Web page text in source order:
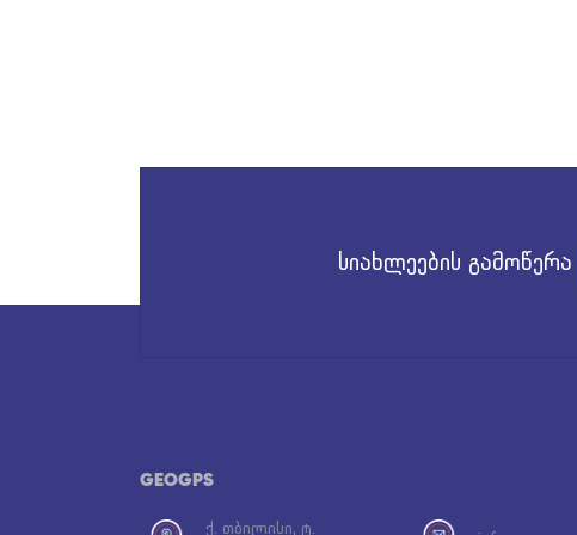
სიახლეების გამოწერა
GEOGPS
ქ. თბილისი, ტ.